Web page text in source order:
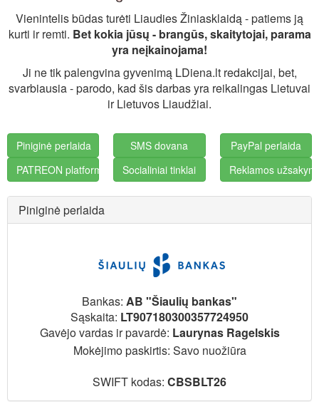
Vienintelis būdas turėti Liaudies Žiniasklaidą - patiems ją
kurti ir remti. Bet kokia jūsų - brangūs, skaitytojai, parama
yra neįkainojama!
Ji ne tik palengvina gyvenimą LDiena.lt redakcijai, bet,
svarbiausia - parodo, kad šis darbas yra reikalingas Lietuvai
ir Lietuvos Liaudžiai.
Piniginė perlaida SMS dovana
PayPal perlaida
PATREON platforma
Socialiniai tinklai Reklamos
Piniginė perlaida
Bankas: AB "Šiaulių bankas"
Sąskaita: LT907180300357724950
Gavėjo vardas ir pavardė: Laurynas Ragelskis
Mokėjimo paskirtis: Savo nuožiūra
SWIFT kodas: CBSBLT26